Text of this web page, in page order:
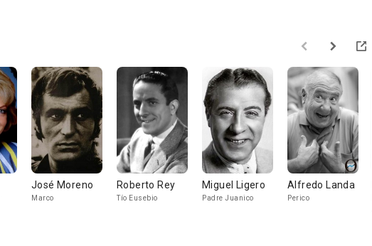
José Moreno
Marco
Roberto Rey
Tío Eusebio
Miguel Ligero
Padre Juanico
Alfredo Landa
Perico